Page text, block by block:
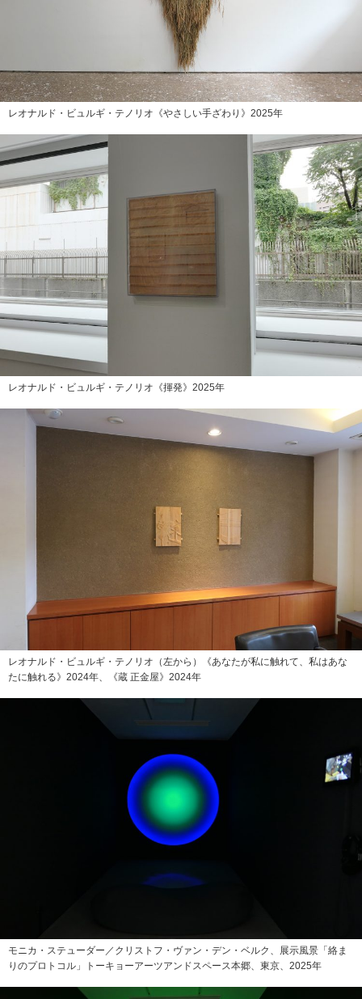
レオナルド・ビュルギ・テノリオ《やさしい手ざわり》2025年
レオナルド・ビュルギ・テノリオ《揮発》2025年
レオナルド・ビュルギ・テノリオ（左から）《あなたが私に触れて、私はあな
たに触れる》2024年、《蔵 正金屋》2024年
モニカ・ステューダー／クリストフ・ヴァン・デン・ベルク、展示風景「絡ま
りのプロトコル」トーキョーアーツアンドスペース本郷、東京、2025年